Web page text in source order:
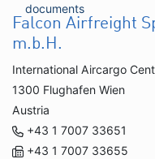
documents
Falcon Airfreight
m.b.H.
International Aircargo
1300 Flughafen Wien
Austria
+43 1 7007 33651
+43 1 7007 33655